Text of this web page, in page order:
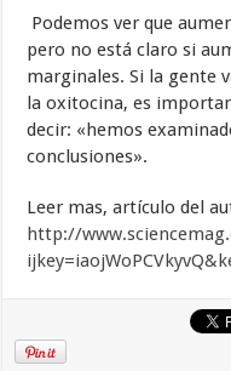
Podemos ver que
pero no está claro si
marginales. Si la gente
la oxitocina, es
decir: «hemos
conclusiones».
Leer mas, artículo del
http://